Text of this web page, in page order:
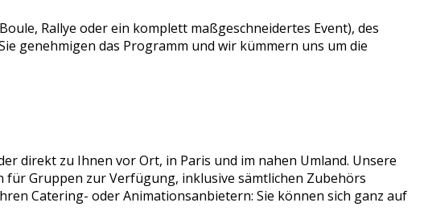
Rallye oder ein komplett maßgeschneidertes Event), des
genehmigen das Programm und wir kümmern uns um die
direkt zu Ihnen vor Ort, in Paris und im nahen Umland. Unsere
Gruppen zur Verfügung, inklusive sämtlichen Zubehörs
Catering- oder Animationsanbietern: Sie können sich ganz auf